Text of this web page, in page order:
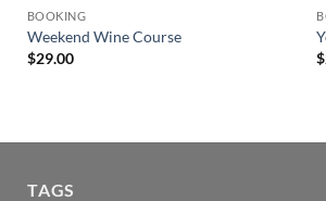
BOOKING
Weekend Wine Course
$29.00
$
TAGS